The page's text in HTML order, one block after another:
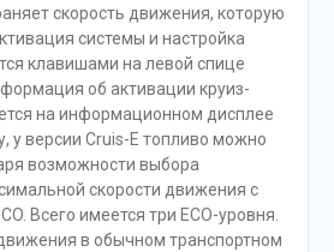
скорость движения, которую
системы и настройка
клавишами на левой спице
об активации круиз-
на информационном дисплее
у версии Cruis-E топливо можно
возможности выбора
скорости движения с
Всего имеется три EСО-уровня.
в обычном транспортном